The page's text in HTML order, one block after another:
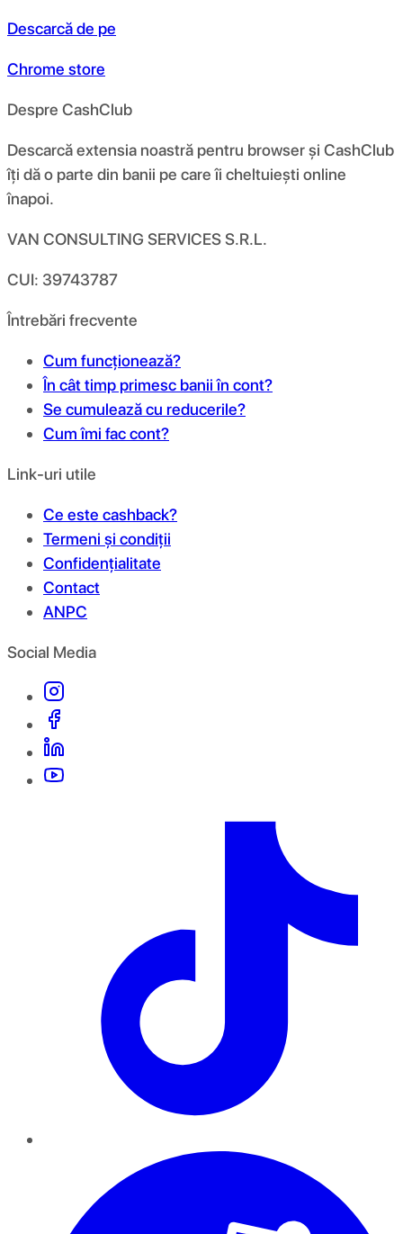
Descarcă de pe
Chrome store
Despre CashClub
Descarcă extensia noastră pentru browser și CashClub
îți dă o parte din banii pe care îi cheltuiești online
înapoi.
VAN CONSULTING SERVICES S.R.L.
CUI: 39743787
Întrebări frecvente
Cum funcționează?
În cât timp primesc banii în cont?
Se cumulează cu reducerile?
Cum îmi fac cont?
Link-uri utile
Ce este cashback?
Termeni și condiții
Confidențialitate
Contact
ANPC
Social Media